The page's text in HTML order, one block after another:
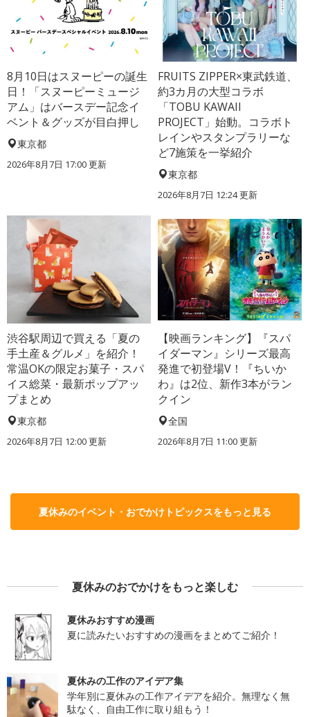
8月10日はスヌーピーの誕生
日！「スヌーピーミュージ
アム」はバースデー記念イ
ベント＆グッズが目白押し
東京都
2026年8月7日 17:00更新
FRUITS ZIPPER×東武鉄道、
約3カ月の大型コラボ
「TOBU KAWAII
PROJECT」始動。コラボト
レインやスタンプラリーな
ど7施策を一挙紹介
東京都
2026年8月7日 12:24更新
渋谷駅周辺で買える「夏の
手土産＆グルメ」を紹介！
常温OKの限定お菓子・スパ
イス総菜・最新ポップアッ
プまとめ
東京都
2026年8月7日 12:00更新
【映画ランキング】『スパ
イダーマン』シリーズ最高
発進で初登場V！『ちいか
わ』は2位、新作3本がラン
クイン
全国
2026年8月7日 11:00更新
夏休みのイベント・おでかけトピックスをもっと見る
夏休みのおでかけをもっと楽しむ
夏休みおすすめ漫画
夏に読みたいおすすめの漫画をまとめてご紹介！
夏休みの工作のアイデア集
学年別に夏休みの工作アイデアを紹介。無理なく無
駄なく、自由工作に取り組もう！